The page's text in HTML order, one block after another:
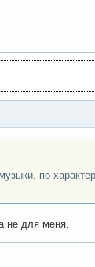
по
не для меня.